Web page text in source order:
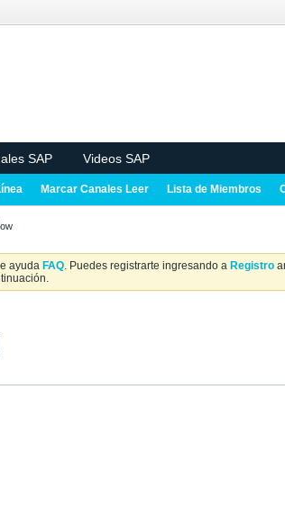
SAP Videos SAP
Marcar Canales Leer Lista de Miembros
ayuda FAQ. Puedes registrarte ingresando a Registro